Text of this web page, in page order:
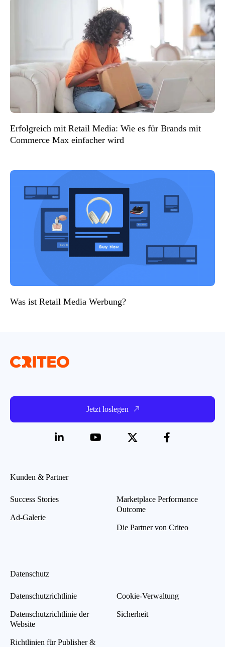
Erfolgreich mit Retail Media: Wie es für Brands mit
Commerce Max einfacher wird
Was ist Retail Media Werbung?
Jetzt loslegen
Kunden & Partner
Success Stories
Ad-Galerie
Marketplace Performance
Outcome
Die Partner von Criteo
Datenschutz
Datenschutzrichtlinie
Datenschutzrichtlinie der
Website
Richtlinien für Publisher &
Cookie-Verwaltung
Sicherheit